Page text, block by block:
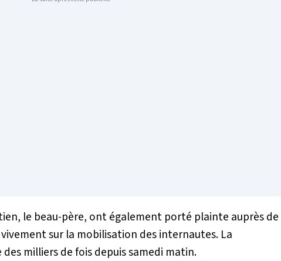
le beau-père, ont également porté plainte auprès de
sur la mobilisation des internautes. La
milliers de fois depuis samedi matin.